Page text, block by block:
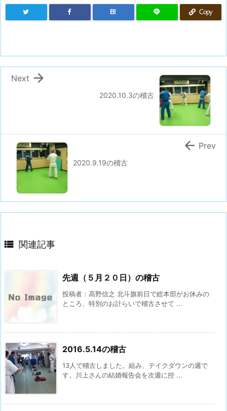
B! Copy
2020.10.3の稽古

Next
2020.9.19の稽古
 Prev
 関連記事
先週（５月２０日）の稽古
投稿者：高野信之 北斗旗前日で総本部がお休みの
ところ、特別のお計らいで稽古させて ...
2016.5.14の稽古
13人で稽古しました。組み、テイクダウンの週で
す。川上さんの結婚報告会を次週に控 ...